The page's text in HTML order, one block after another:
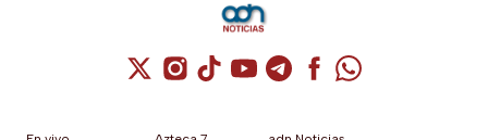
Cuenta de X / Twitter (se abre en una
Cuenta de Instagram (se abre en una
Cuenta de TikTok (se abre en
Cuenta de YouTube (se abre
Cuenta de Telegram (se
Cuenta de
Cuenta de